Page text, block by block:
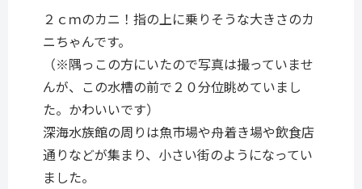
２ｃｍのカニ！指の上に乗りそうな大きさのカ
ニちゃんです。
（※隅っこの方にいたので写真は撮っていませ
んが、この水槽の前で２０分位眺めていまし
た。かわいいです）
深海水族館の周りは魚市場や舟着き場や飲食店
通りなどが集まり、小さい街のようになってい
ました。